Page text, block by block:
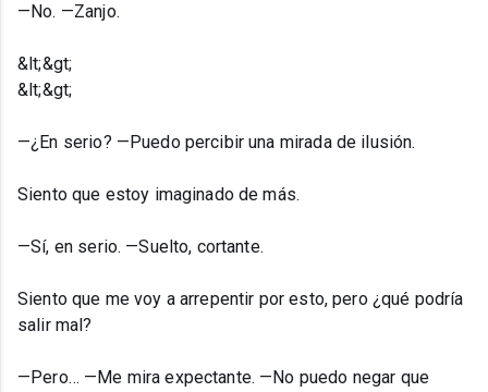
—No. —Zanjo.
&lt;&gt;
&lt;&gt;
—¿En serio? —Puedo percibir una mirada de ilusión.
Siento que estoy imaginado de más.
—Sí, en serio. —Suelto, cortante.
Siento que me voy a arrepentir por esto, pero ¿qué podría
salir mal?
—Pero… —Me mira expectante. —No puedo negar que